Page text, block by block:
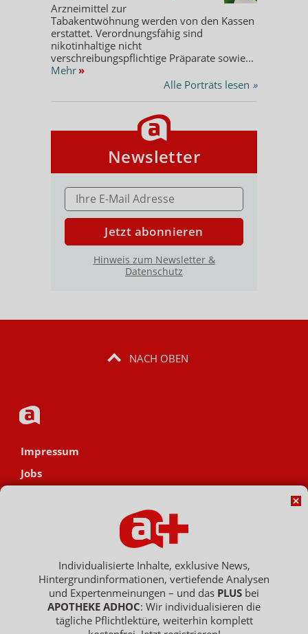
Arzneimittel zur
Tabakentwöhnung werden von den Kassen
erstattet. Verordnungsfähig sind
nikotinhaltige nicht
verschreibungspflichtige Präparate sowie...
Mehr »
Alle Porträts lesen »
Newsletter
E-MAIL ADRESSE
Jetzt abonnieren
Hinweis zum Newsletter &
Datenschutz
NACH OBEN
Impressum
Jobs
Hinweisgebersystem
Vertrag widerrufen
Individualisierte Inhalte, exklusive News,
Hintergrundinformationen, vertiefende Analysen
und Expertenmeinungen – und das PLUS bei
APOTHEKE ADHOC: Wir individualisieren die
tägliche Pflichtlektüre, weiterhin komplett